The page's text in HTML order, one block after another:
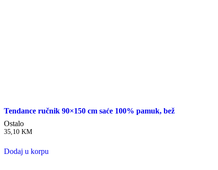
Tendance ručnik 90×150 cm saće 100% pamuk, bež
Ostalo
35,10 KM
Dodaj u korpu